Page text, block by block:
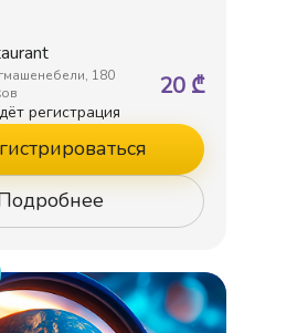
180
20 ₾
регистрация